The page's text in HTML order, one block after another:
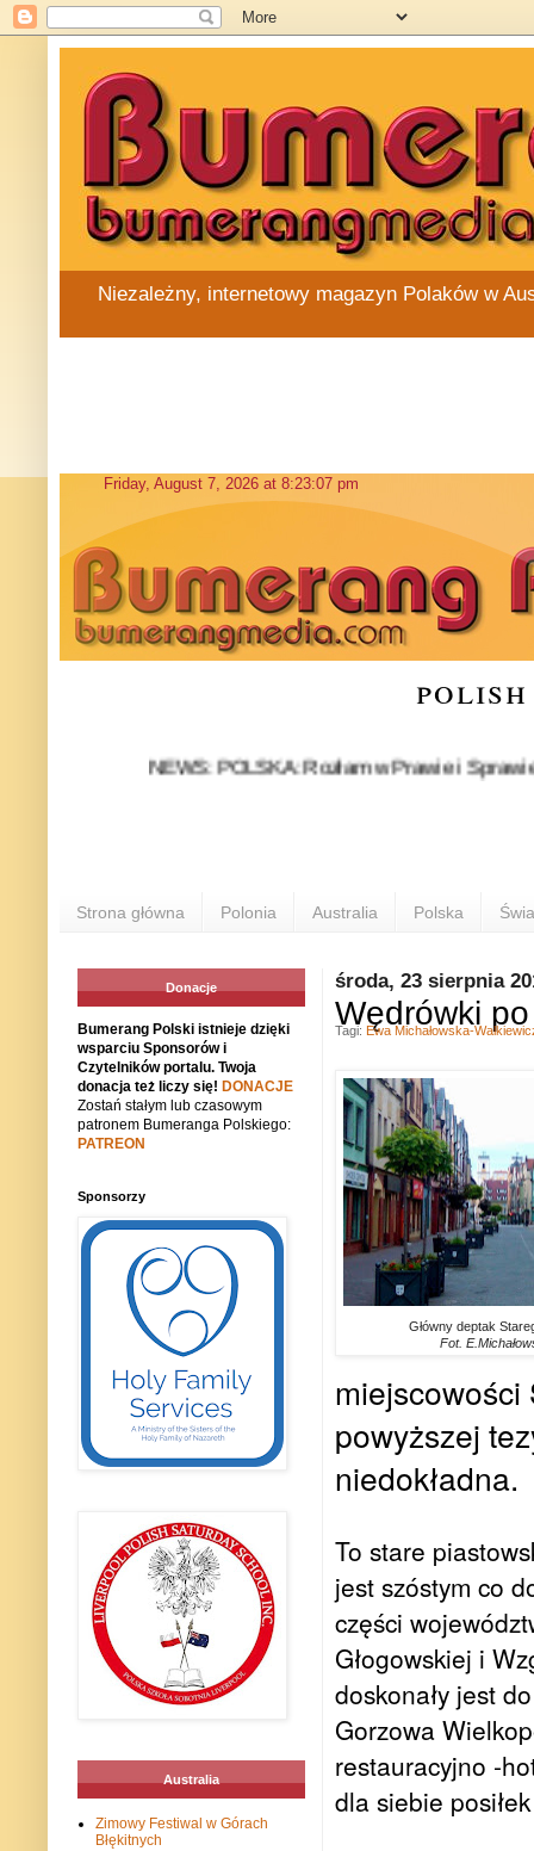
Niezależny, internetowy magazyn Polaków w
NEWS: POLSKA: Rozłam w Prawie i
Strona główna Polonia Australia Polska
środa, 23 sierpnia
Wędrówki
Główny deptak
Fot.
miejscowości
powyższej
niedokładna.
To stare
jest szóstym co
części
Głogowskiej i
doskonały jest
Gorzowa
restauracyjno -
dla siebie
Tagi: Ewa Michałowska-
Donacje
Bumerang Polski istnieje dzięki
wsparciu Sponsorów i
Czytelników portalu. Twoja
donacja też liczy się! DONACJE
Zostań stałym lub czasowym
patronem Bumeranga Polskiego:
PATREON
Sponsorzy
Australia
Zimowy Festiwal w Górach
Błękitnych